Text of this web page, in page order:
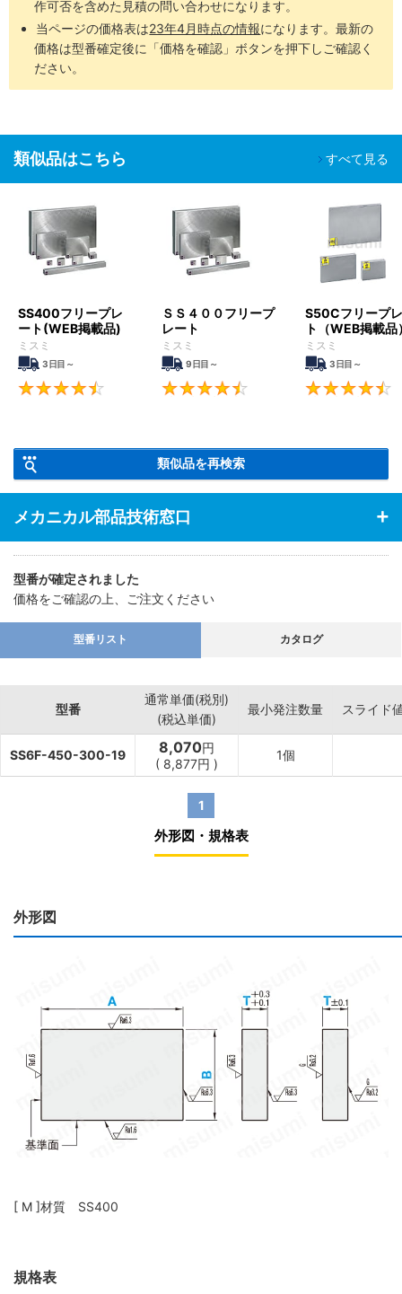
作可否を含めた見積の問い合わせになります。
当ページの価格表は23年4月時点の情報になります。最新の
価格は型番確定後に「価格を確認」ボタンを押下しご確認く
ださい。
類似品はこちら すべて見る
SS400フリープレ
ート(WEB掲載品)
ミスミ
3日目～
4.5
ＳＳ４００フリープ
レート
ミスミ
9日目～
4.4
S50Cフリープ
ト（WEB掲載品
ミスミ
3日目～
類似品を再検索
メカニカル部品技術窓口
型番が確定されました
価格をご確認の上、ご注文ください
型番リスト カタログ
型番
通常単価(税別)
(税込単価)
最小発注数量 スライド
SS6F-450-300-19 8,070円
( 8,877円 )
1個
1
外形図・規格表
外形図
[ M ]材質 SS400
規格表